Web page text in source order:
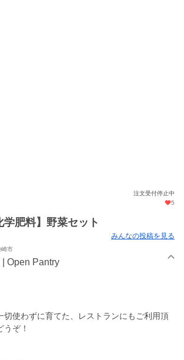
注文受付停止中
5
学肥料】野菜セット
みんなの投稿を見る
崎市
Open Pantry
切使わずに育てた、レストランにもご利用頂
ぞ！